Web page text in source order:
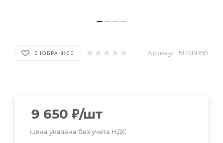
В ИЗБРАННОЕ Артикул: 51148050
9 650 ₽/шт
Цена указана без учета НДС